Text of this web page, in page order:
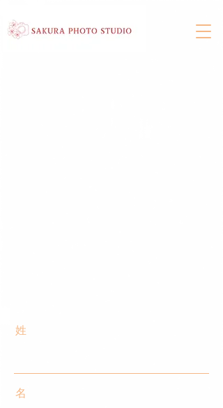
姓
名